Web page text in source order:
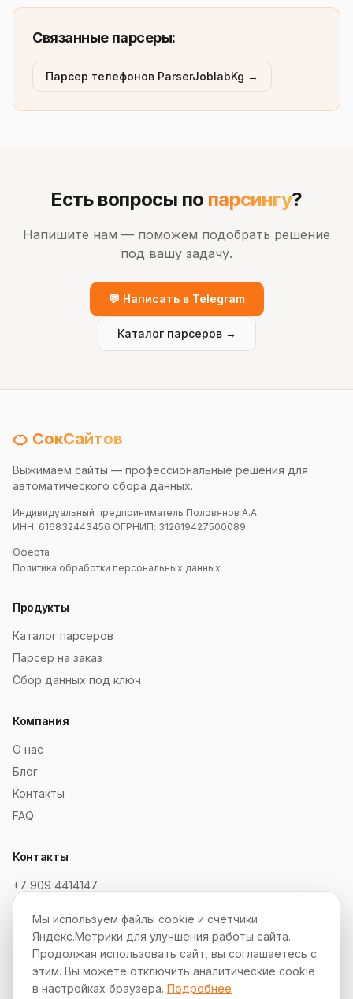
Связанные парсеры:
Парсер телефонов ParserJoblabKg →
Есть вопросы по парсингу?
Напишите нам — поможем подобрать решение
под вашу задачу.
💬 Написать в Telegram
Каталог парсеров →
🍊 СокСайтов
Выжимаем сайты — профессиональные решения для
автоматического сбора данных.
Индивидуальный предприниматель Половянов А.А.
ИНН: 616832443456 ОГРНИП: 312619427500089
Оферта
Политика обработки персональных данных
Продукты
Каталог парсеров
Парсер на заказ
Сбор данных под ключ
Компания
О нас
Блог
Контакты
FAQ
Контакты
+7 909 4414147
Telegram: @SokSaitov_bot
Пн–Пт, 10:00–19:00
Партнёрская программа
Мы используем файлы cookie и счётчики
Яндекс.Метрики для улучшения работы сайта.
Продолжая использовать сайт, вы соглашаетесь с
этим. Вы можете отключить аналитические cookie
в настройках браузера. Подробнее